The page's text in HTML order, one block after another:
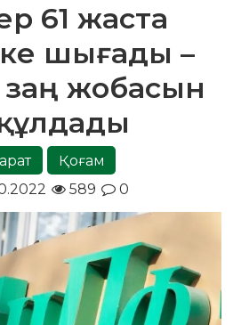
61 жаста
шығады –
заң жобасын
Қоғам
589 0